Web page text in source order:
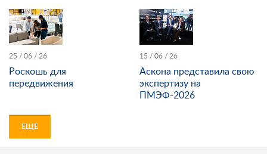
25 / 06 / 26
Роскошь для
передвижения
15 / 06 / 26
Аскона представила свою
экспертизу на
ПМЭФ-2026
ЕЩЕ